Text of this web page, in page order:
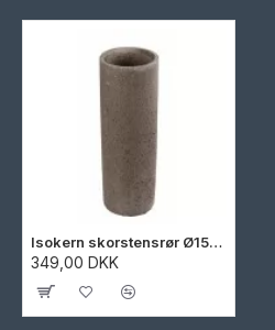
Isokern skorstensrør Ø150 mm
349,00 DKK